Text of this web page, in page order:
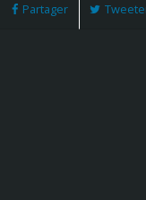
Partager